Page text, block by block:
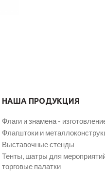
НАША ПРОДУКЦИЯ
Флаги и знамена -
Флагштоки и
Выставочные стенды
Тенты, шатры для
торговые палатки